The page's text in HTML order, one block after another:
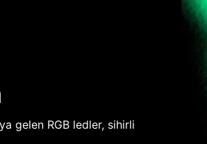
gelen RGB ledler, sihirli